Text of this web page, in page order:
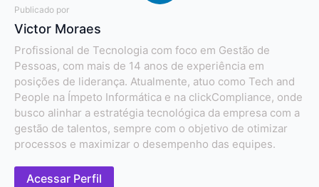
Publicado por
Victor Moraes
Profissional de Tecnologia com foco em Gestão de
Pessoas, com mais de 14 anos de experiência em
posições de liderança. Atualmente, atuo como Tech and
People na Ímpeto Informática e na clickCompliance, onde
busco alinhar a estratégia tecnológica da empresa com a
gestão de talentos, sempre com o objetivo de otimizar
processos e maximizar o desempenho das equipes.
Acessar Perfil